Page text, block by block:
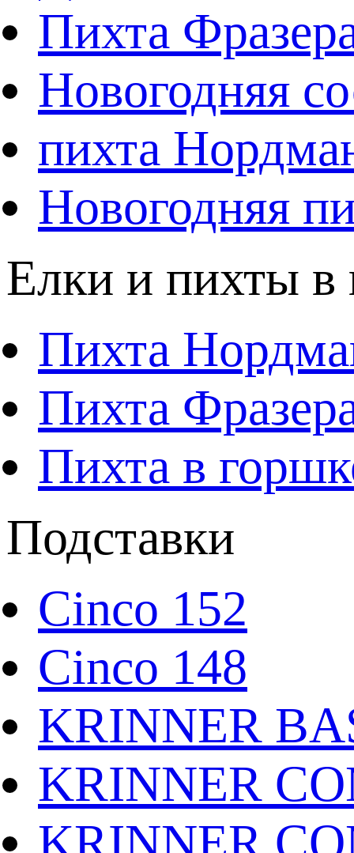
Пихта
Новогодняя
пихта
Новогодняя
Елки и пихты в
Пихта
Пихта
Пихта в
Подставки
Cinco 152
Cinco 148
KRINNER
KRINNER